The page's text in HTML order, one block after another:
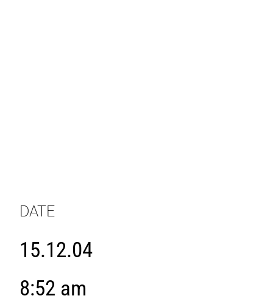
DATE
15.12.04
8:52 am